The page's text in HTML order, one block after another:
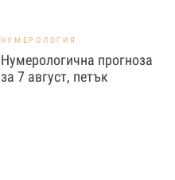
НУМЕРОЛОГИЯ
Нумерологична прогноза
за 7 август, петък